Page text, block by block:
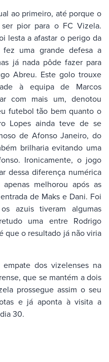
ao primeiro, até porque o
pior para o FC Vizela.
lesta a afastar o perigo da
fez uma grande defesa a
já nada pôde fazer para
Abreu. Este golo trouxe
à equipa de Marcos
com mais um, denotou
futebol tão bem quanto o
Lopes ainda teve de se
de Afonso Janeiro, do
brilharia evitando uma
Ironicamente, o jogo
dessa diferença numérica
melhorou após as
de Maks e Dani. Foi
azuis tiveram algumas
uma entre Rodrigo
que o resultado já não viria
dos vizelenses na
que se mantém a dois
prossegue assim o seu
e já aponta à visita a
30.